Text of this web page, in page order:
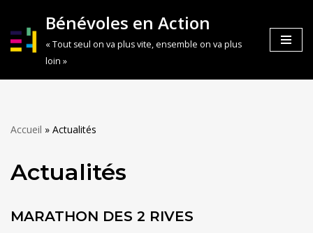
Aller
au
Bénévoles en Action
« Tout seul on va plus vite, ensemble on va plus
loin »
Accueil » Actualités
Actualités
MARATHON DES 2 RIVES